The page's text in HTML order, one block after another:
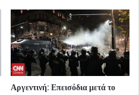
Αργεντινή: Επεισόδια μετά το